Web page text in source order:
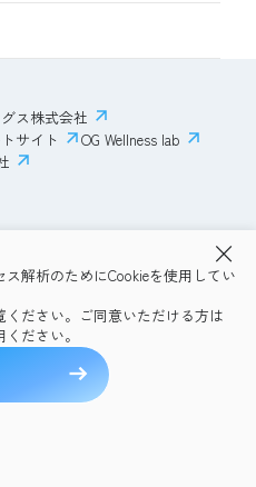
解析のためにCookieを使用してい
ください。ご同意いただける方は
ださい。
ス株式会社
サイト
OG Wellness lab
会員規約
トマップ
Ltd. All rights reserved.